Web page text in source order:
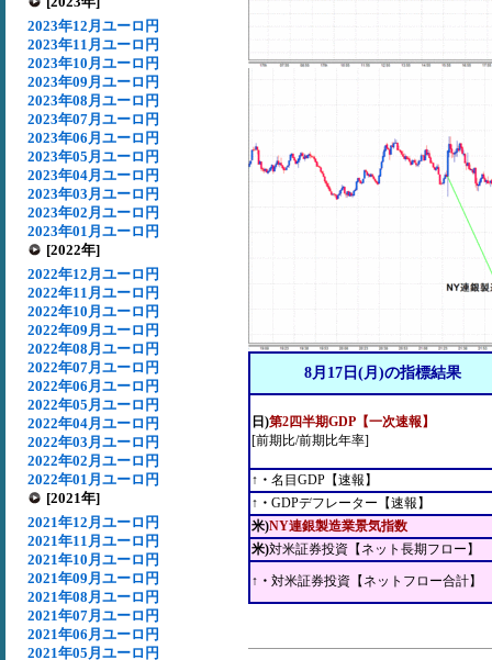
2023年12月ユーロ円
2023年11月ユーロ円
2023年10月ユーロ円
2023年09月ユーロ円
2023年08月ユーロ円
2023年07月ユーロ円
2023年06月ユーロ円
2023年05月ユーロ円
2023年04月ユーロ円
2023年03月ユーロ円
2023年02月ユーロ円
2023年01月ユーロ円
[2022年]
2022年12月ユーロ円
2022年11月ユーロ円
2022年10月ユーロ円
2022年09月ユーロ円
2022年08月ユーロ円
2022年07月ユーロ円
2022年06月ユーロ円
2022年05月ユーロ円
2022年04月ユーロ円
2022年03月ユーロ円
2022年02月ユーロ円
2022年01月ユーロ円
[2021年]
2021年12月ユーロ円
2021年11月ユーロ円
2021年10月ユーロ円
2021年09月ユーロ円
2021年08月ユーロ円
2021年07月ユーロ円
2021年06月ユーロ円
2021年05月ユーロ円
8月17日(月)の指標結果
日)第2四半期GDP【一次速報】
[前期比/前期比年率]
↑・ 名目GDP【速報】
↑・ GDPデフレーター【速報】
米)NY連銀製造業景気指数
米)対米証券投資【ネット長期フロー】
↑・ 対米証券投資【ネットフロー合計】